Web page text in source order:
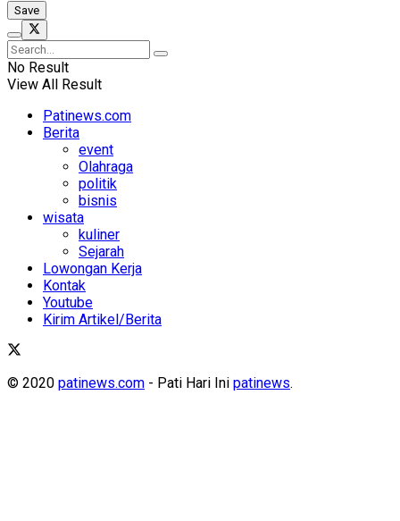
No Result
View All Result
Patinews.com
Berita
event
Olahraga
politik
bisnis
wisata
kuliner
Sejarah
Lowongan Kerja
Kontak
Youtube
Kirim Artikel/Berita
© 2020 patinews.com - Pati Hari Ini patinews.